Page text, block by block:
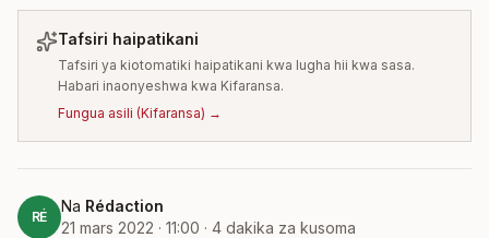
Tafsiri haipatikani
Tafsiri ya kiotomatiki haipatikani kwa lugha hii kwa sasa.
Habari inaonyeshwa kwa Kifaransa.
Fungua asili (Kifaransa) →
RÉ
Na Rédaction
21 mars 2022 · 11:00 · 4 dakika za kusoma